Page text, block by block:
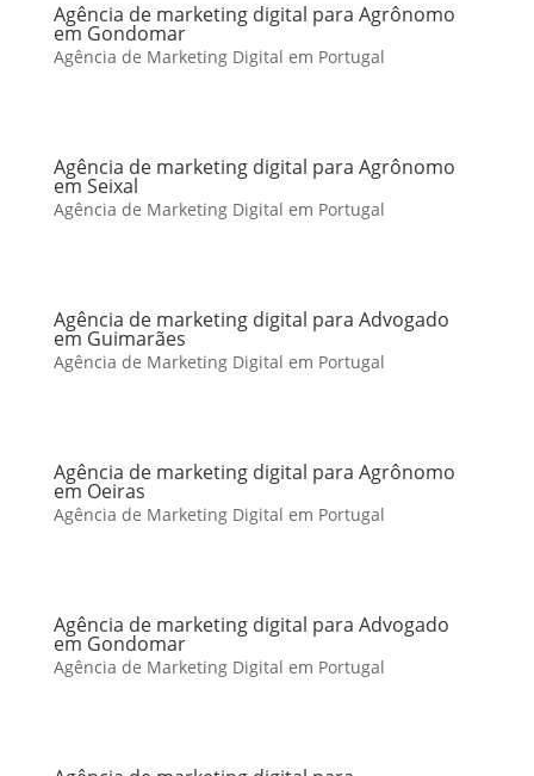
Agência de marketing digital para Agrônomo
em Gondomar
Agência de Marketing Digital em Portugal
Agência de marketing digital para Agrônomo
em Seixal
Agência de Marketing Digital em Portugal
Agência de marketing digital para Advogado
em Guimarães
Agência de Marketing Digital em Portugal
Agência de marketing digital para Agrônomo
em Oeiras
Agência de Marketing Digital em Portugal
Agência de marketing digital para Advogado
em Gondomar
Agência de Marketing Digital em Portugal